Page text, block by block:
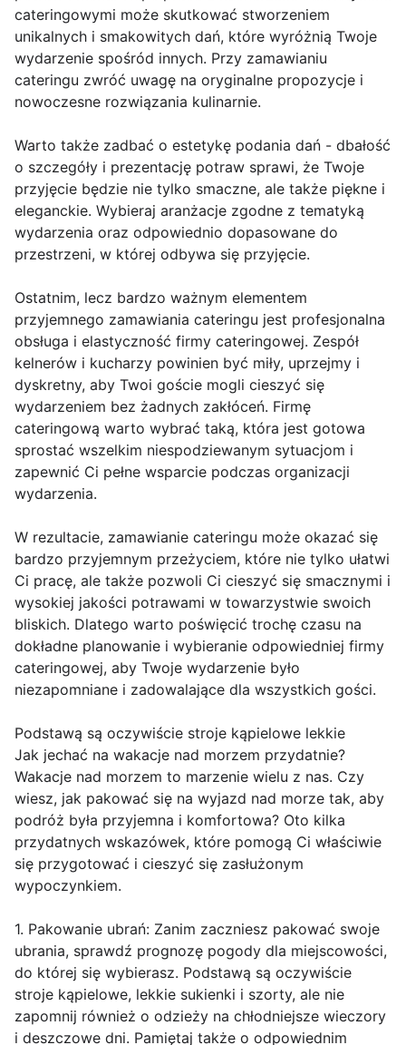
cateringowymi może skutkować stworzeniem
unikalnych i smakowitych dań, które wyróżnią Twoje
wydarzenie spośród innych. Przy zamawianiu
cateringu zwróć uwagę na oryginalne propozycje i
nowoczesne rozwiązania kulinarnie.
Warto także zadbać o estetykę podania dań - dbałość
o szczegóły i prezentację potraw sprawi, że Twoje
przyjęcie będzie nie tylko smaczne, ale także piękne i
eleganckie. Wybieraj aranżacje zgodne z tematyką
wydarzenia oraz odpowiednio dopasowane do
przestrzeni, w której odbywa się przyjęcie.
Ostatnim, lecz bardzo ważnym elementem
przyjemnego zamawiania cateringu jest profesjonalna
obsługa i elastyczność firmy cateringowej. Zespół
kelnerów i kucharzy powinien być miły, uprzejmy i
dyskretny, aby Twoi goście mogli cieszyć się
wydarzeniem bez żadnych zakłóceń. Firmę
cateringową warto wybrać taką, która jest gotowa
sprostać wszelkim niespodziewanym sytuacjom i
zapewnić Ci pełne wsparcie podczas organizacji
wydarzenia.
W rezultacie, zamawianie cateringu może okazać się
bardzo przyjemnym przeżyciem, które nie tylko ułatwi
Ci pracę, ale także pozwoli Ci cieszyć się smacznymi i
wysokiej jakości potrawami w towarzystwie swoich
bliskich. Dlatego warto poświęcić trochę czasu na
dokładne planowanie i wybieranie odpowiedniej firmy
cateringowej, aby Twoje wydarzenie było
niezapomniane i zadowalające dla wszystkich gości.
Podstawą są oczywiście stroje kąpielowe lekkie
Jak jechać na wakacje nad morzem przydatnie?
Wakacje nad morzem to marzenie wielu z nas. Czy
wiesz, jak pakować się na wyjazd nad morze tak, aby
podróż była przyjemna i komfortowa? Oto kilka
przydatnych wskazówek, które pomogą Ci właściwie
się przygotować i cieszyć się zasłużonym
wypoczynkiem.
1. Pakowanie ubrań: Zanim zaczniesz pakować swoje
ubrania, sprawdź prognozę pogody dla miejscowości,
do której się wybierasz. Podstawą są oczywiście
stroje kąpielowe, lekkie sukienki i szorty, ale nie
zapomnij również o odzieży na chłodniejsze wieczory
i deszczowe dni. Pamiętaj także o odpowiednim